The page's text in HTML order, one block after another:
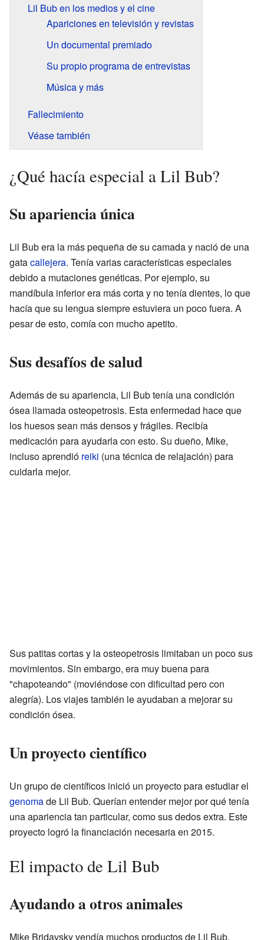
Lil Bub en los medios y el cine
Apariciones en televisión y revistas
Un documental premiado
Su propio programa de entrevistas
Música y más
Fallecimiento
Véase también
¿Qué hacía especial a Lil Bub?
Su apariencia única
Lil Bub era la más pequeña de su camada y nació de una
gatacallejera. Tenía varias características especiales
debido a mutaciones genéticas. Por ejemplo, su
mandíbula inferior era más corta y no tenía dientes, lo que
hacía que su lengua siempre estuviera un poco fuera. A
pesar de esto, comía con mucho apetito.
Sus desafíos de salud
Además de su apariencia, Lil Bub tenía una condición
ósea llamada osteopetrosis. Esta enfermedad hace que
los huesos sean más densos y frágiles. Recibía
medicación para ayudarla con esto. Su dueño, Mike,
incluso aprendió reiki (una técnica de relajación) para
cuidarla mejor.
Sus patitas cortas y la osteopetrosis limitaban un poco sus
movimientos. Sin embargo, era muy buena para
"chapoteando" (moviéndose con dificultad pero con
alegría). Los viajes también le ayudaban a mejorar su
condición ósea.
Un proyecto científico
Un grupo de científicos inició un proyecto para estudiar el
genomade Lil Bub. Querían entender mejor por qué tenía
una apariencia tan particular, como sus dedos extra. Este
proyecto logró la financiación necesaria en 2015.
El impacto de Lil Bub
Ayudando a otros animales
Mike Bridavsky vendía muchos productos de Lil Bub,